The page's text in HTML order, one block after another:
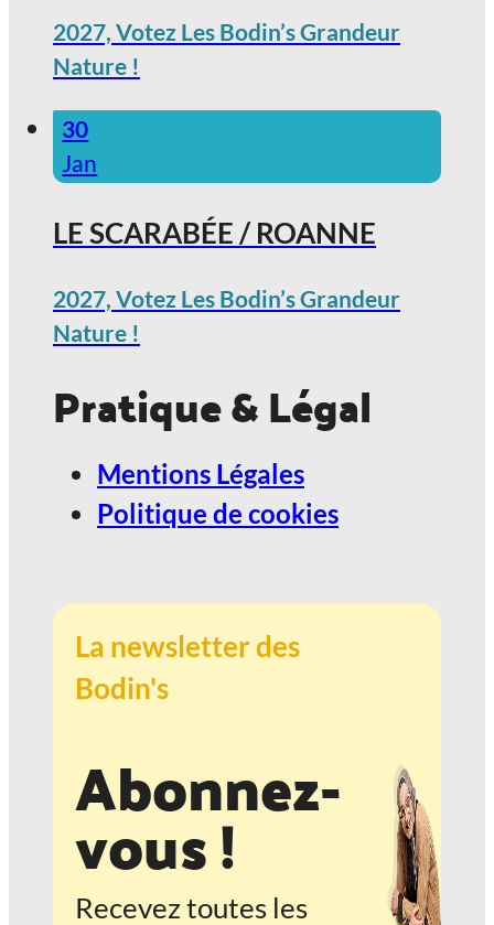
2027, Votez Les Bodin’s Grandeur
Nature !
30
Jan
LE SCARABÉE / ROANNE
2027, Votez Les Bodin’s Grandeur
Nature !
Pratique & Légal
Mentions Légales
Politique de cookies
La newsletter des
Bodin's
Abonnez-
vous !
Recevez toutes les